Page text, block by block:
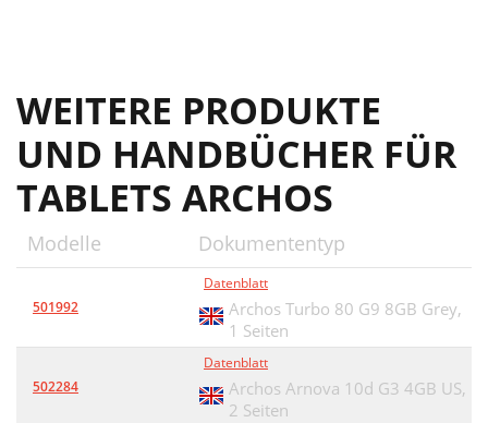
WEITERE PRODUKTE
UND HANDBÜCHER FÜR
TABLETS ARCHOS
Modelle Dokumententyp
501992
Datenblatt
Archos Turbo 80 G9 8GB Grey,
1 Seiten
502284
Datenblatt
Archos Arnova 10d G3 4GB US,
2 Seiten